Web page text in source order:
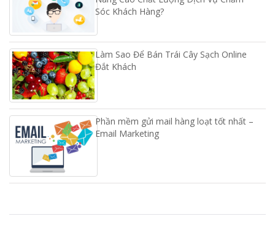
Sóc Khách Hàng?
Làm Sao Để Bán Trái Cây Sạch Online
Đắt Khách
Phần mềm gửi mail hàng loạt tốt nhất –
Email Marketing